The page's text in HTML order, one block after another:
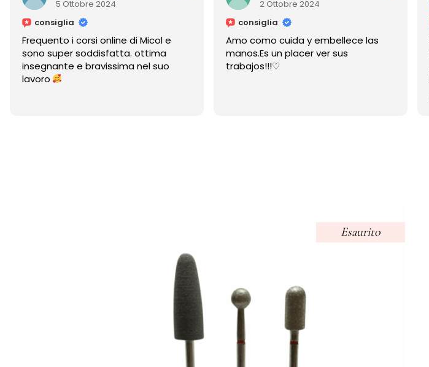
5 Ottobre 2024
consiglia
Frequento i corsi online di Micol e
sono super soddisfatta. ottima
insegnante e bravissima nel suo
lavoro
2 Ottobre 2024
consiglia
Amo como cuida y embellece las
manos.Es un placer ver sus
trabajos!!!♡
Esaurito